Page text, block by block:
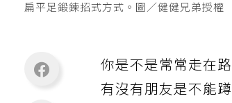
扁平足鍛鍊招式方式。圖／健健兄弟授權
你是不是常常走在
有沒有朋友是不能